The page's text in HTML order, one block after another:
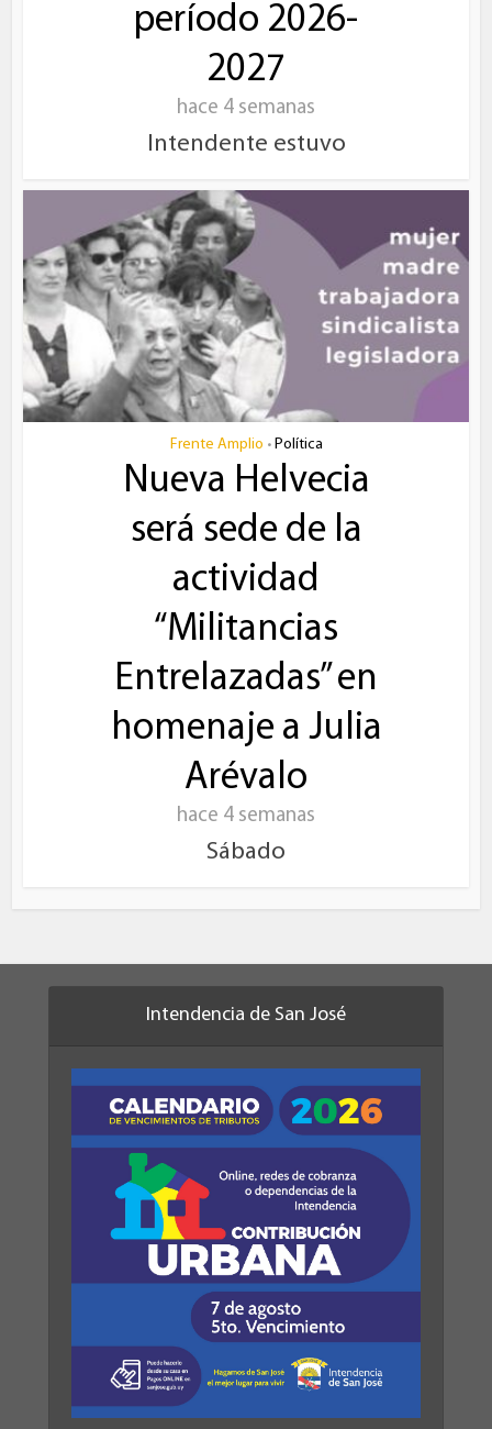
período 2026-
2027
hace 4 semanas
Intendente estuvo
Frente Amplio • Política
Nueva Helvecia
será sede de la
actividad
“Militancias
Entrelazadas” en
homenaje a Julia
Arévalo
hace 4 semanas
Sábado
Intendencia de San José